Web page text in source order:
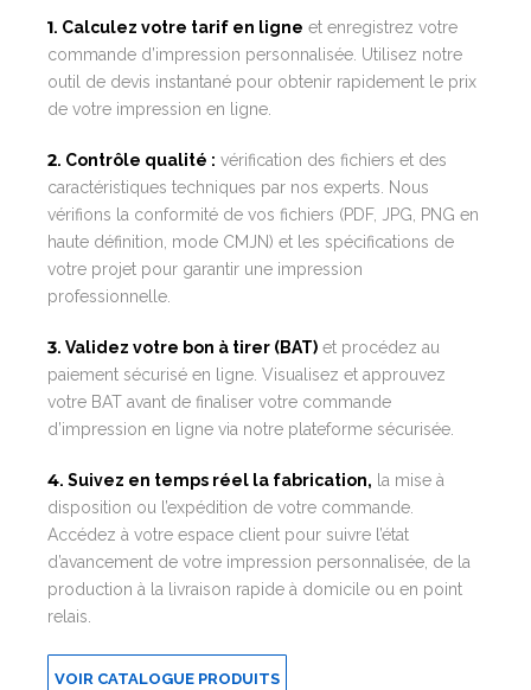
1. Calculez votre tarif en ligne et enregistrez votre
commande d’impression personnalisée. Utilisez notre
outil de devis instantané pour obtenir rapidement le prix
de votre impression en ligne.
2. Contrôle qualité : vérification des fichiers et des
caractéristiques techniques par nos experts. Nous
vérifions la conformité de vos fichiers (PDF, JPG, PNG en
haute définition, mode CMJN) et les spécifications de
votre projet pour garantir une impression
professionnelle.
3. Validez votre bon à tirer (BAT) et procédez au
paiement sécurisé en ligne. Visualisez et approuvez
votre BAT avant de finaliser votre commande
d’impression en ligne via notre plateforme sécurisée.
4. Suivez en temps réel la fabrication, la mise à
disposition ou l’expédition de votre commande.
Accédez à votre espace client pour suivre l’état
d’avancement de votre impression personnalisée, de la
production à la livraison rapide à domicile ou en point
relais.
VOIR CATALOGUE PRODUITS